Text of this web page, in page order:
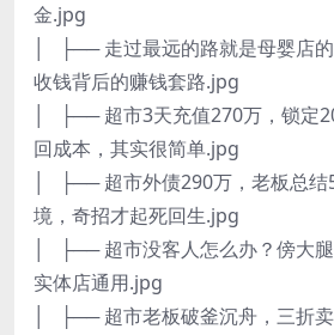
金.jpg
│ ├── 走过最远的路就是母婴店
收钱背后的赚钱套路.jpg
│ ├── 超市3天充值270万，锁定
回成本，其实很简单.jpg
│ ├── 超市外债290万，老板总结
境，奇招才起死回生.jpg
│ ├── 超市没客人怎么办？傍大
实体店通用.jpg
│ ├── 超市老板破釜沉舟，三折